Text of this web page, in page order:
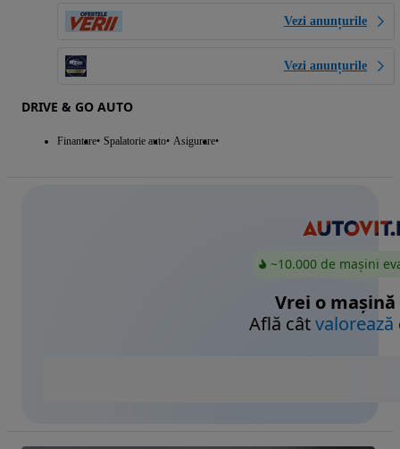
Vezi anunțurile
Vezi anunțurile
DRIVE & GO AUTO
Finantare Spalatorie auto Asigurare
~10.000 de mașini
Vrei o mașină
Află câtvalorează